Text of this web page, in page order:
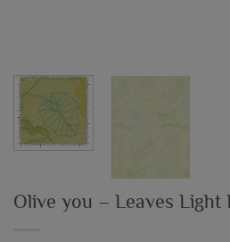
Olive you – Leaves Light